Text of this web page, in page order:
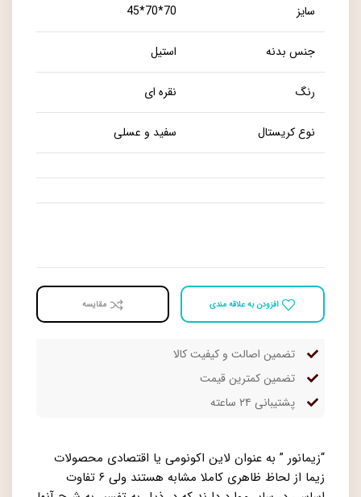
سایز 70*70*45
جنس بدنه استیل
رنگ نقره ای
نوع کریستال سفید و عسلی
افزودن به علاقه مندی مقايسه
تضمین اصالت و کیفیت کالا
تضمین کمترین قیمت
پشتیبانی ۲۴ ساعته
“زیمانور ” به عنوان لاین اکونومی یا اقتصادی محصولات
زیما از لحاظ ظاهری کاملا مشابه هستند ولی ۶ تفاوت